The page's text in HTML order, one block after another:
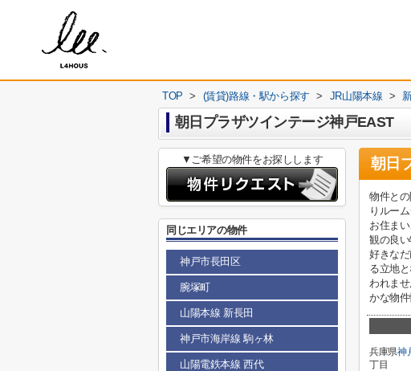
TOP > (賃貸)路線・駅から探す > JR山陽本線 >
朝日プラザツインテージ神戸EAST
朝日
物件と
りルー
お住ま
観の良
好きな
る立地
われま
かな物
兵庫県神
丁目
▼ご希望の物件をお探しします
同じエリアの物件
神戸市長田区
腕塚町
山陽本線 新長田
神戸市海岸線 駒ヶ林
山陽電鉄本線 西代